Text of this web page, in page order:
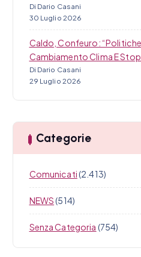
Di Dario Casani
30 Luglio 2026
Caldo, Confeuro:
Cambiamento Clima E
Di Dario Casani
29 Luglio 2026
Categorie
Comunicati(2.413)
NEWS(514)
Senza Categoria (754)